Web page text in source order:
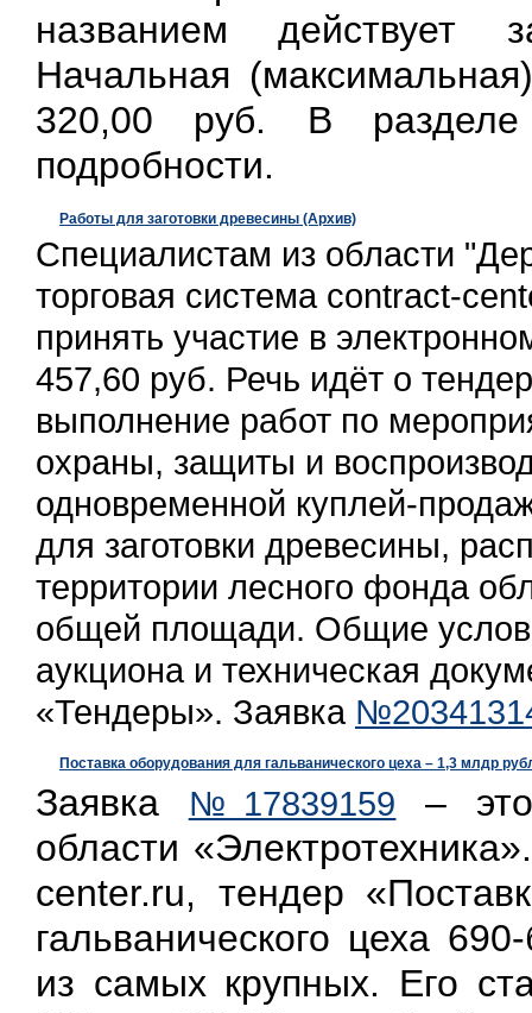
названием действует
Начальная
320,00 руб. В
подробности.
Работы для заготовки древесины (Архив)
Специалистам из области
торговая система contract-
принять участие в
457,60 руб. Речь идёт о
выполнение работ по
охраны, защиты и
одновременной куплей-
для заготовки древесины,
территории лесного фонда
общей площади. Общие
аукциона и техническая
«Тендеры». Заявка
Поставка оборудования для гальванического цеха – 1,3 млдр
Заявка №17839159 –
области
center.ru, тендер
гальванического цеха
из самых крупных. Его